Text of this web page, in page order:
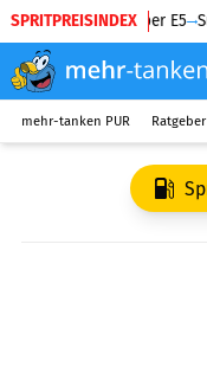
SPRITPREISINDEX
Diesel Super E5
mehr-tanken PUR